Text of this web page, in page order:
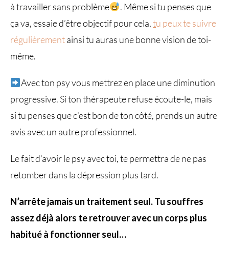
à travailler sans problème
. Même si tu penses que
ça va, essaie d’être objectif pour cela,tu peux te suivre
régulièrementainsi tu auras une bonne vision de toi-
même.
Avec ton psy vous mettrez en place une diminution
progressive. Si ton thérapeute refuse écoute-le, mais
si tu penses que c’est bon de ton côté, prends un autre
avis avec un autre professionnel.
Le fait d’avoir le psy avec toi, te permettra de ne pas
retomber dans la dépression plus tard.
N’arrête jamais un traitement seul. Tu souffres
assez déjà alors te retrouver avec un corps plus
habitué à fonctionner seul…